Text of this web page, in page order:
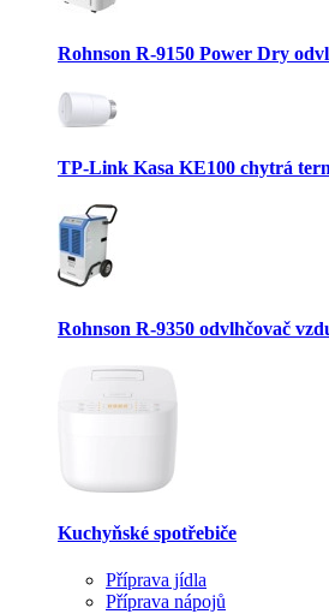
Rohnson R-9150 Power Dry
TP-Link Kasa KE100 chytrá
Rohnson R-9350 odvlhčovač
Kuchyňské spotřebiče
Příprava jídla
Příprava nápojů